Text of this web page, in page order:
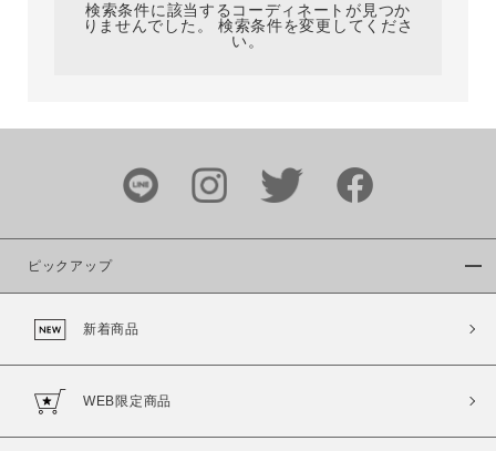
ブランド
カラー
検索条件に該当するコーディネートが見つか
りませんでした。 検索条件を変更してくださ
い。
ピックアップ
新着商品
WEB限定商品